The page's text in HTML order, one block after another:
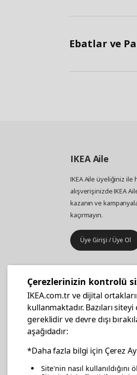
Ebatlar ve
IKEAAile
IKEA Aile üyeliğiniz ile
alışverişinizde IKEA
kazanın ve
kaçırmayın.
Üye Girişi / Üye Ol
İş yeri mobilya ve
alışverişleriniz IKEA
ile daha hesaplı.
Çerezlerinizin kontrolü
IKEA.com.tr ve dijital
kullanmaktadır. Bazıları
gereklidir ve devre dışı
aşağıdadır:
*Daha fazla bilgi için Çerez
Site'nin nasıl kullanıldığını